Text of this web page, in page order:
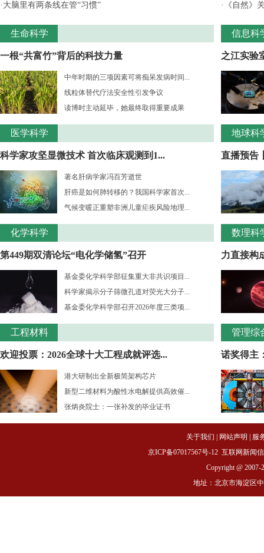
· 大脑里有两条线在管“习惯”
生命科学
一根“共富竹”背后的科技力量
中年时期的三项因素可将痴呆发病时间...
线粒体替代疗法安全性引发争议
读博时主动延毕，她最终取得重要成果
医学科学
科学家攻坚显微技术 首次临床观测到1...
著名肝病学家冯百芳逝世
肝癌是如何肺转移的？我国科学家首次...
气候变暖正重塑非洲儿童疟疾风险地理...
化学科学
第449期双清论坛“电化学储氢”召开
基金委化学科学部征集重大非共识项目...
科学家揭示分子筛微孔道对荧光大分子...
基金委化学科学部召开2026年度三类项...
工程材料
欢迎投票：2026全球十大工程成就评选...
港大研制出全新极简架构芯片
新型二维材料为酸性水电解提供高效催...
张炳炎院士：一张补发的毕业证书
·
《自然》
信息科
之江实验
地球科
直播预告
数理科
力直接构
管理综
诺奖得主
关于我们 网站声明
服
京ICP备07017567号-12 互联网新闻
Copyright @ 2007-
地址：北京市海淀区